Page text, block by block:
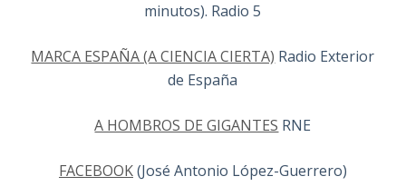
minutos). Radio 5
MARCA ESPAÑA (A CIENCIA CIERTA) Radio Exterior
de España
A HOMBROS DE GIGANTES RNE
FACEBOOK(José Antonio López-Guerrero)